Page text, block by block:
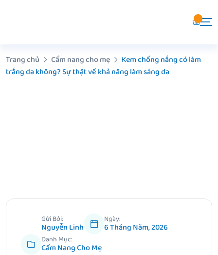
Trang chủ
Cẩm nang cho mẹ
Kem chống nắng có làm
trắng da không? Sự thật về khả năng làm sáng da
Gửi Bởi:
Nguyễn Linh
Ngày:
6 Tháng Năm, 2026
Danh Mục:
Cẩm Nang Cho Mẹ